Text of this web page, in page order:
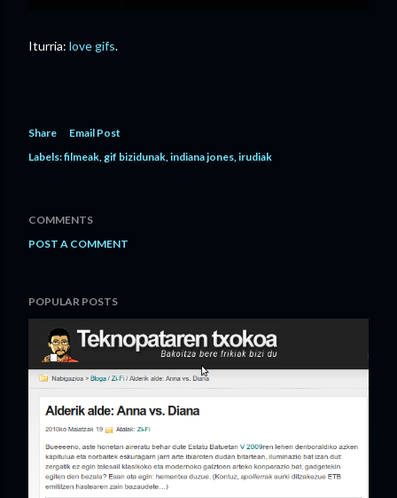
Iturria: love gifs.
Share
Email Post
Labels:filmeak gif bizidunak indiana jones irudiak
COMMENTS
POST A COMMENT
POPULAR POSTS